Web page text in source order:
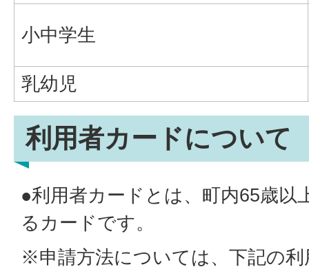
小中学生
乳幼児
利用者カードについて
●利用者カードとは、町内65歳以
るカードです。
※申請方法については、下記の